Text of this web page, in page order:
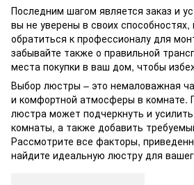
Последним шагом является заказ и
вы не уверены в своих
обратиться к профессионалу для
забывайте также о правильной
места покупки в ваш дом, чтобы
Выбор люстры – это немаловажная
и комфортной атмосферы в комнате.
люстра может подчеркнуть и
комнаты, а также добавить
Рассмотрите все факторы,
найдите идеальную люстру для